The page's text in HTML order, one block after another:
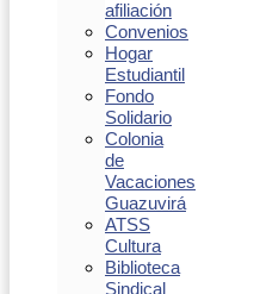
afiliación
Convenios
Hogar
Estudiantil
Fondo
Solidario
Colonia
de
Vacaciones
Guazuvirá
ATSS
Cultura
Biblioteca
Sindical